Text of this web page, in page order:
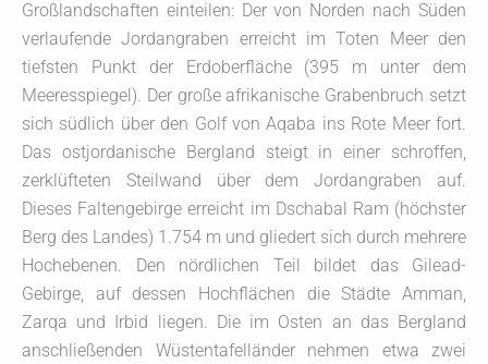
Großlandschaften einteilen: Der von Norden nach Süden
verlaufende Jordangraben erreicht im Toten Meer den
tiefsten Punkt der Erdoberfläche (395 m unter dem
Meeresspiegel). Der große afrikanische Grabenbruch setzt
sich südlich über den Golf von Aqaba ins Rote Meer fort.
Das ostjordanische Bergland steigt in einer schroffen,
zerklüfteten Steilwand über dem Jordangraben auf.
Dieses Faltengebirge erreicht im Dschabal Ram (höchster
Berg des Landes) 1.754 m und gliedert sich durch mehrere
Hochebenen. Den nördlichen Teil bildet das Gilead-
Gebirge, auf dessen Hochflächen die Städte Amman,
Zarqa und Irbid liegen. Die im Osten an das Bergland
anschließenden Wüstentafelländer nehmen etwa zwei